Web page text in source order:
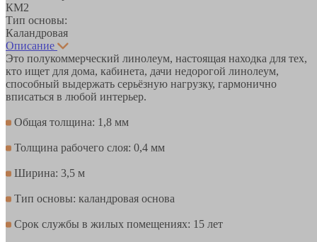
КМ2
Тип основы:
Каландровая
Описание
Это полукоммерческий линолеум, настоящая находка для тех,
кто ищет для дома, кабинета, дачи недорогой линолеум,
способный выдержать серьёзную нагрузку, гармонично
вписаться в любой интерьер.
Общая толщина: 1,8 мм
Толщина рабочего слоя: 0,4 мм
Ширина: 3,5 м
Тип основы: каландровая основа
Срок службы в жилых помещениях: 15 лет